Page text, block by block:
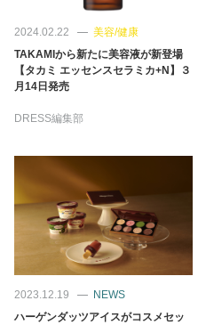
2024.02.22
美容/健康
TAKAMIから新たに美容液が新登場
【タカミ エッセンスセラミカ+N】３
月14日発売
DRESS編集部
2023.12.19
NEWS
ハーゲンダッツアイスがコスメセッ